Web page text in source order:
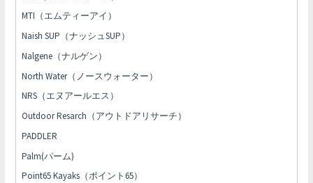
MTI（エムティーアイ）
Naish SUP（ナッシュSUP）
Nalgene（ナルゲン）
North Water（ノースウォーター）
NRS（エヌアールエス）
Outdoor Resarch（アウトドアリサーチ）
PADDLER
Palm(パーム)
Point65 Kayaks（ポイント65）